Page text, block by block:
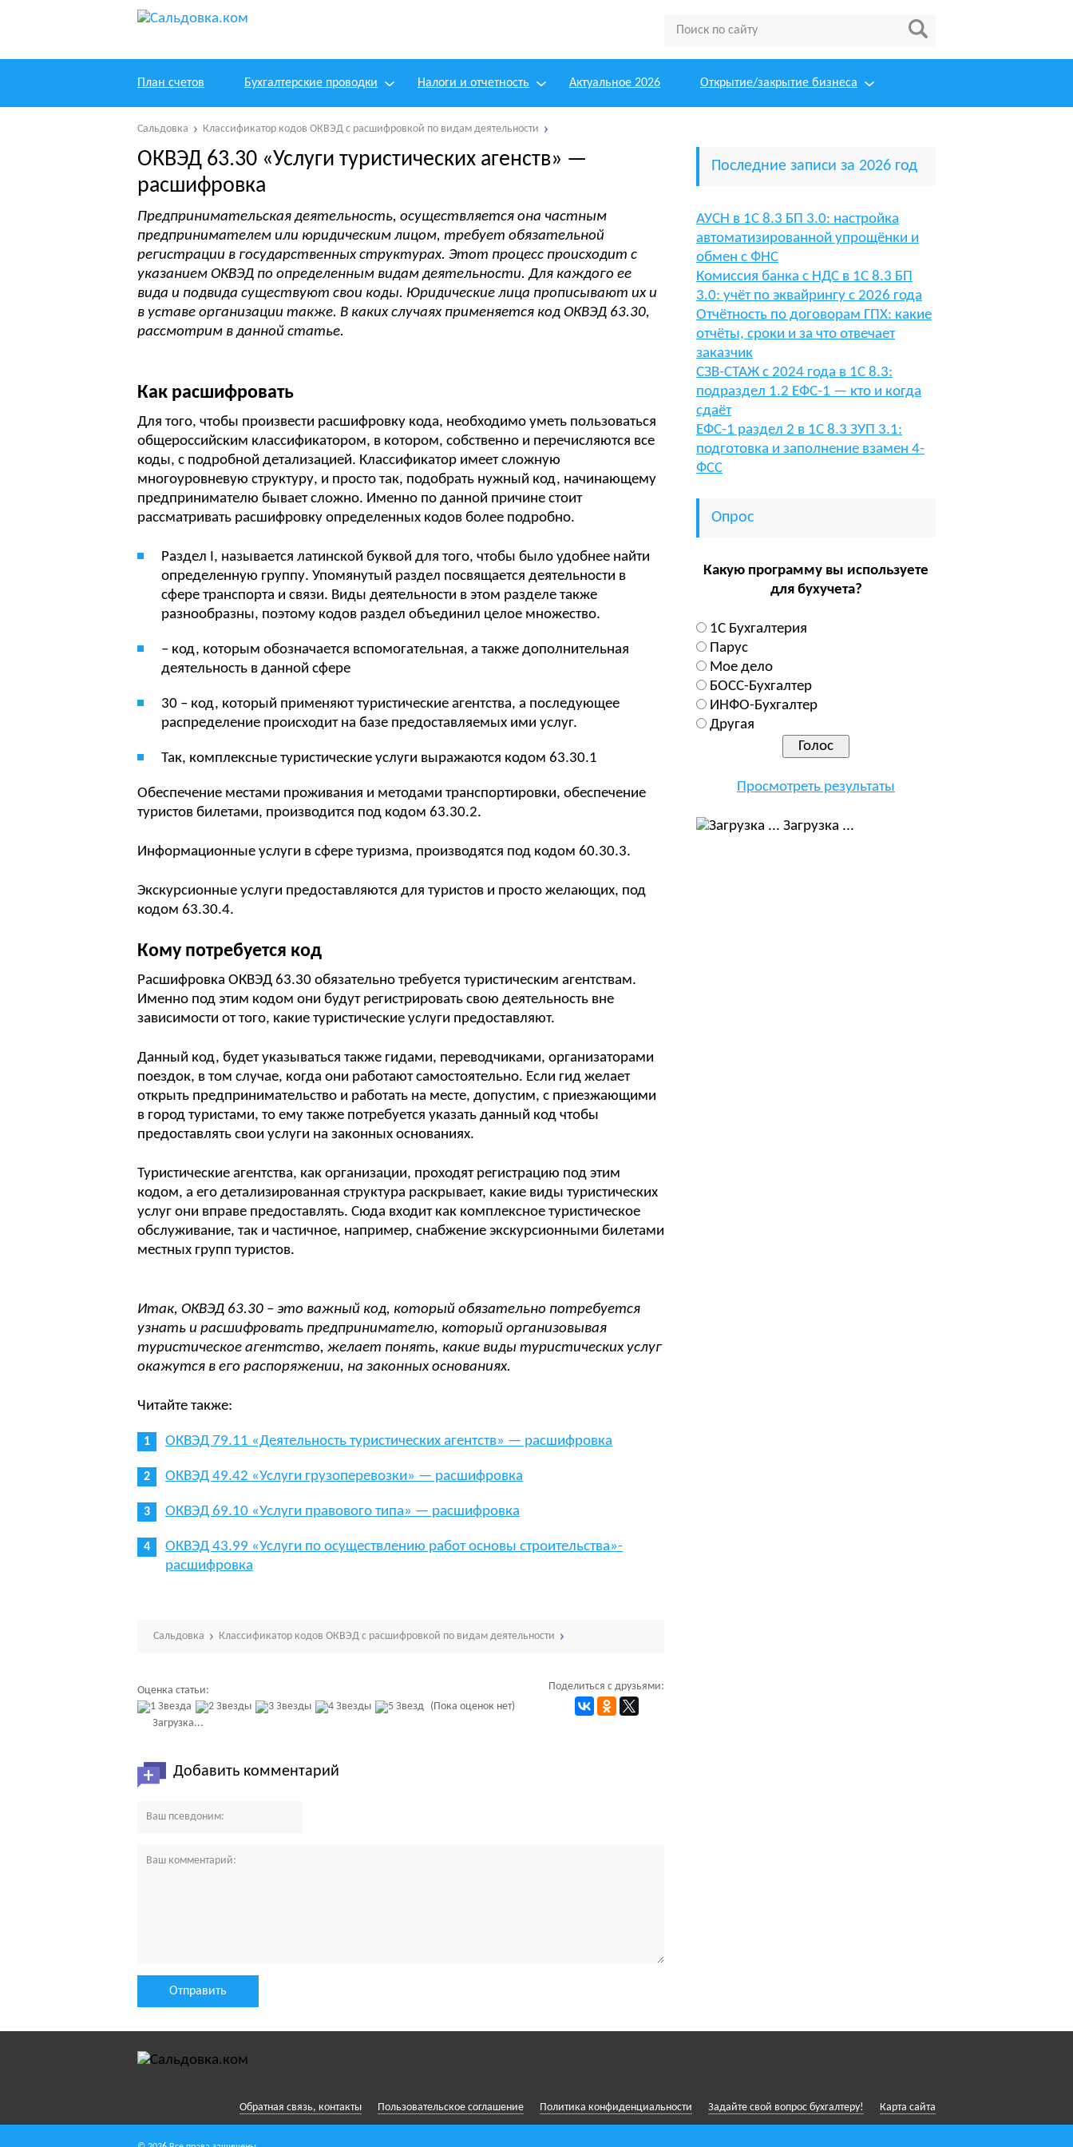
План счетов Бухгалтерские проводки Налоги и отчетность Актуальное 2026 Открытие/закрытие бизнеса
Сальдовка Классификатор кодов ОКВЭД с расшифровкой по видам деятельности
ОКВЭД 63.30 «Услуги туристических агенств» —
расшифровка
Предпринимательская деятельность, осуществляется она частным
предпринимателем или юридическим лицом, требует обязательной
регистрации в государственных структурах. Этот процесс происходит с
указанием ОКВЭД по определенным видам деятельности. Для каждого ее
вида и подвида существуют свои коды. Юридические лица прописывают их и
в уставе организации также. В каких случаях применяется код ОКВЭД 63.30,
рассмотрим в данной статье.
Как расшифровать
Для того, чтобы произвести расшифровку кода, необходимо уметь пользоваться
общероссийским классификатором, в котором, собственно и перечисляются все
коды, с подробной детализацией. Классификатор имеет сложную
многоуровневую структуру, и просто так, подобрать нужный код, начинающему
предпринимателю бывает сложно. Именно по данной причине стоит
рассматривать расшифровку определенных кодов более подробно.
Раздел I, называется латинской буквой для того, чтобы было удобнее найти
определенную группу. Упомянутый раздел посвящается деятельности в
сфере транспорта и связи. Виды деятельности в этом разделе также
разнообразны, поэтому кодов раздел объединил целое множество.
– код, которым обозначается вспомогательная, а также дополнительная
деятельность в данной сфере
30 – код, который применяют туристические агентства, а последующее
распределение происходит на базе предоставляемых ими услуг.
Так, комплексные туристические услуги выражаются кодом 63.30.1
Обеспечение местами проживания и методами транспортировки, обеспечение
туристов билетами, производится под кодом 63.30.2.
Информационные услуги в сфере туризма, производятся под кодом 60.30.3.
Экскурсионные услуги предоставляются для туристов и просто желающих, под
кодом 63.30.4.
Кому потребуется код
Расшифровка ОКВЭД 63.30 обязательно требуется туристическим агентствам.
Именно под этим кодом они будут регистрировать свою деятельность вне
зависимости от того, какие туристические услуги предоставляют.
Данный код, будет указываться также гидами, переводчиками, организаторами
поездок, в том случае, когда они работают самостоятельно. Если гид желает
открыть предпринимательство и работать на месте, допустим, с приезжающими
в город туристами, то ему также потребуется указать данный код чтобы
предоставлять свои услуги на законных основаниях.
Туристические агентства, как организации, проходят регистрацию под этим
кодом, а его детализированная структура раскрывает, какие виды туристических
услуг они вправе предоставлять. Сюда входит как комплексное туристическое
обслуживание, так и частичное, например, снабжение экскурсионными билетами
местных групп туристов.
Итак, ОКВЭД 63.30 – это важный код, который обязательно потребуется
узнать и расшифровать предпринимателю, который организовывая
туристическое агентство, желает понять, какие виды туристических услуг
окажутся в его распоряжении, на законных основаниях.
Читайте также:
ОКВЭД 79.11 «Деятельность туристических агентств» — расшифровка
ОКВЭД 49.42 «Услуги грузоперевозки» — расшифровка
ОКВЭД 69.10 «Услуги правового типа» — расшифровка
ОКВЭД 43.99 «Услуги по осуществлению работ основы строительства»-
расшифровка
Сальдовка Классификатор кодов ОКВЭД с расшифровкой по видам деятельности
Оценка статьи:
(Пока оценок нет)
Загрузка...
Поделиться с друзьями:
Добавить комментарий
Последние записи за 2026 год
АУСН в 1С 8.3 БП 3.0: настройка
автоматизированной упрощёнки и
обмен с ФНС
Комиссия банка с НДС в 1С 8.3 БП
3.0: учёт по эквайрингу с 2026 года
Отчётность по договорам ГПХ: какие
отчёты, сроки и за что отвечает
заказчик
СЗВ-СТАЖ с 2024 года в 1С 8.3:
подраздел 1.2 ЕФС-1 — кто и когда
сдаёт
ЕФС-1 раздел 2 в 1С 8.3 ЗУП 3.1:
подготовка и заполнение взамен 4-
ФСС
Опрос
Какую программу вы используете
для бухучета?
1С Бухгалтерия
Парус
Мое дело
БОСС-Бухгалтер
ИНФО-Бухгалтер
Другая
Просмотреть результаты
Загрузка ...
Обратная связь, контакты Пользовательское соглашение Политика конфиденциальности Задайте свой вопрос бухгалтеру! Карта сайта